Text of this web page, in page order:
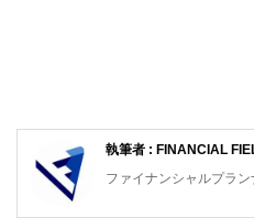
執筆者 : FINANCIAL
ファイナンシャルプラン